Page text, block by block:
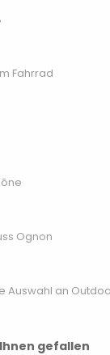
Fahrrad
Ognon
Auswahl an
Ihnen gefallen
les-Bains